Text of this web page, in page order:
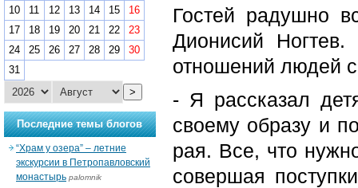
Гостей радушно
Дионисий
отношений людей
- Я рассказал
своему образу и
рая. Все, что
совершая
10
11 12 13 14 15
16
17
18 19 20 21 22
23
24
25 26 27 28 29
30
31
>
Последние темы блогов
“Храм у озера” – летние
экскурсии в Петропавловский
монастырь palomnik